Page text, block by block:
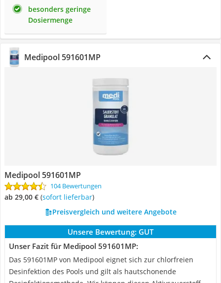
besonders geringe
Dosiermenge
Medipool 591601MP
Medipool 591601MP
104 Bewertungen
ab 29,00 € ( Sofort lieferbar)
Preisvergleich und weitere Angebote
Unsere Bewertung: GUT
Unser Fazit für Medipool 591601MP:
Das 591601MP von Medipool eignet sich zur chlorfreien
Desinfektion des Pools und gilt als hautschonende